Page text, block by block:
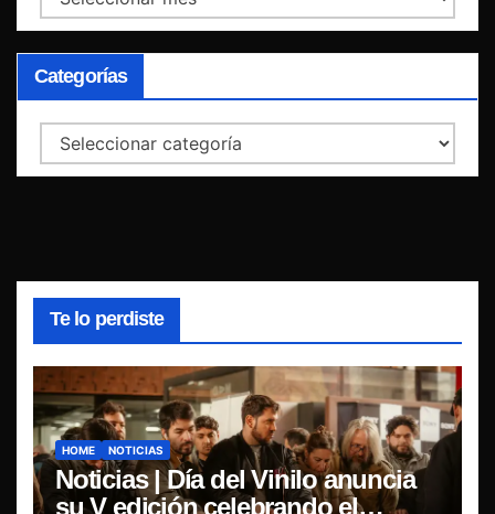
Categorías
Categorías
Te lo perdiste
HOME NOTICIAS
Noticias | Día del Vinilo anuncia
su V edición celebrando el